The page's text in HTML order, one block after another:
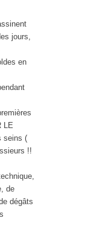
jours,
en
LE
seins (
!!
de
dégâts